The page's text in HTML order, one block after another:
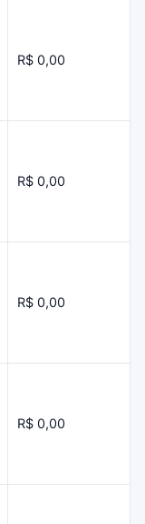
R$ 0,00
R$ 0,00
R$ 0,00
R$ 0,00